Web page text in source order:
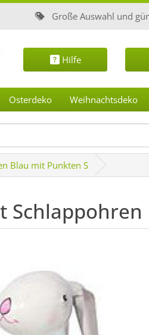
Große Auswahl und
Hilfe
Osterdeko Weihnachtsdeko
Blau mit Punkten S